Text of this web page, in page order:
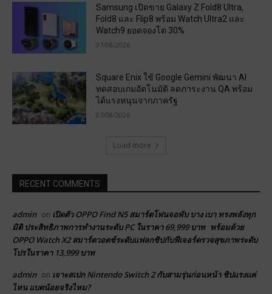
Samsung เปิดขาย Galaxy Z Fold8 Ultra,
Fold8 และ Flip8 พร้อม Watch Ultra2 และ
Watch9 ยอดจองโต 30%
07/08/2026
Square Enix ใช้ Google Gemini พัฒนา AI
ทดสอบเกมอัตโนมัติ ลดภาระงาน QA พร้อม
ได้แรงหนุนจากภาครัฐ
07/08/2026
Load more
RECENT COMMENTS
admin on เปิดตัว OPPO Find N5 สมาร์ตโฟนจอพับ บาง เบา ทรงพลังทุก
มิติ ประสิทธิภาพการทำงานระดับ PC ในราคา 69,999 บาท พร้อมด้วย
OPPO Watch X2 สมาร์ตวอตช์ระดับแฟลกชิปกับฟีเจอร์ตรวจสุขภาพระดับ
โปรในราคา 13,999 บาท
admin on เจาะสเปก Nintendo Switch 2 กับสามรุ่นก่อนหน้า ชิปแรงแค่
ไหน แบตน้อยจริงไหม?